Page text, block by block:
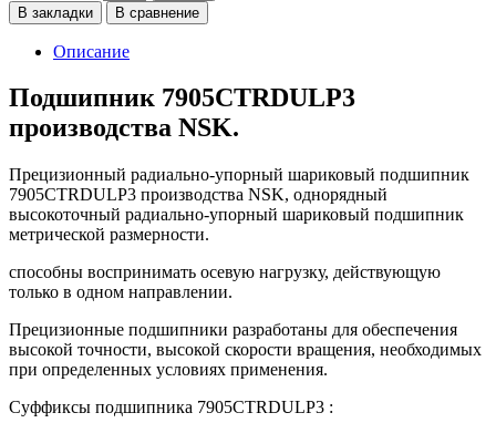
В закладки В сравнение
Описание
Подшипник 7905CTRDULP3
производства NSK.
Прецизионный радиально-упорный шариковый подшипник
7905CTRDULP3 производства NSK, однорядный
высокоточный радиально-упорный шариковый подшипник
метрической размерности.
способны воспринимать осевую нагрузку, действующую
только в одном направлении.
Прецизионные подшипники разработаны для обеспечения
высокой точности, высокой скорости вращения, необходимых
при определенных условиях применения.
Суффиксы подшипника 7905CTRDULP3 :